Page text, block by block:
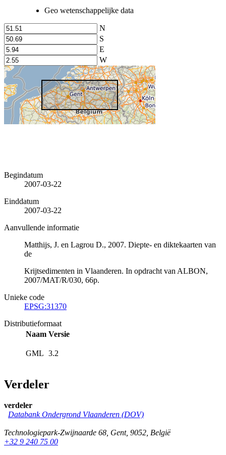
Geo wetenschappelijke data
N
S
E
W
Begindatum
2007-03-22
Einddatum
2007-03-22
Aanvullende informatie
Matthijs, J. en Lagrou D., 2007. Diepte- en diktekaarten van
de
Krijtsedimenten in Vlaanderen. In opdracht van ALBON,
2007/MAT/R/030, 66p.
Unieke code
EPSG:31370
Distributieformaat
Naam Versie
GML 3.2
Verdeler
verdeler
Databank Ondergrond Vlaanderen (DOV)
Technologiepark-Zwijnaarde 68, Gent, 9052, België
+32 9 240 75 00